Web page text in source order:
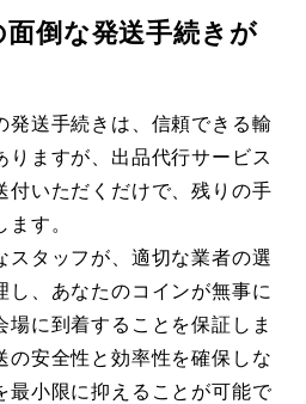
面倒な発送手続きが
発送手続きは、信頼できる輸
りますが、出品代行サービス
付いただくだけで、残りの手
す。
スタッフが、適切な業者の選
し、あなたのコインが無事に
場に到着することを保証しま
の安全性と効率性を確保しな
最小限に抑えることが可能で